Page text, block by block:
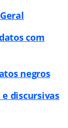
com
negros
discursivas